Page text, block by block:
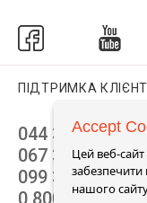
ПІДТРИМКА
044 392 44 45
067 344 14 44
099 399 23 80
0 800 305 805
Accept
Цей веб-
забезпечити
нашого